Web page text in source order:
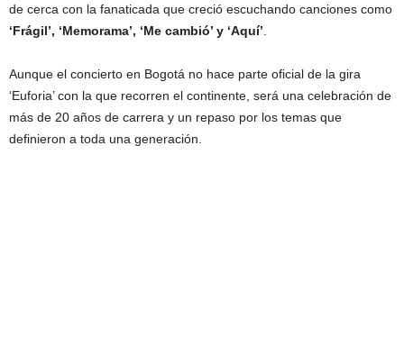
de cerca con la fanaticada que creció escuchando canciones como
‘Frágil’, ‘Memorama’, ‘Me cambió’ y ‘Aquí’
Aunque el concierto en Bogotá no hace parte oficial de la gira
‘Euforia’ con la que recorren el continente, será una celebración de
más de 20 años de carrera y un repaso por los temas que
definieron a toda una generación.